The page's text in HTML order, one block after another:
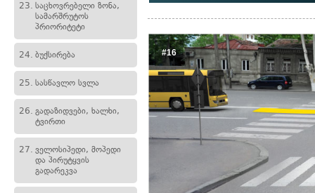
23. საცხოვრებელი ზონა,
სამარშრუტოს
პრიორიტეტი
24. ბუქსირება
25. სასწავლო სვლა
26. გადაზიდვები, ხალხი,
ტვირთი
27. ველოსიპედი, მოპედი
და პირუტყვის
გადარეკვა
#16